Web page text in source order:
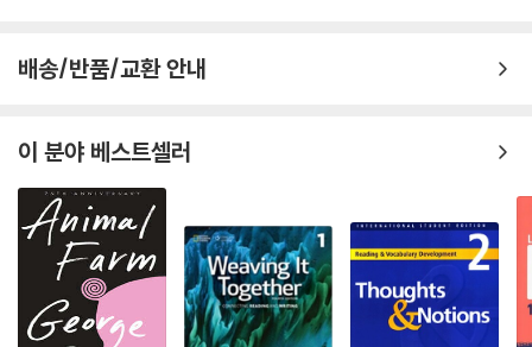
배송/반품/교환 안내
이 분야 베스트셀러